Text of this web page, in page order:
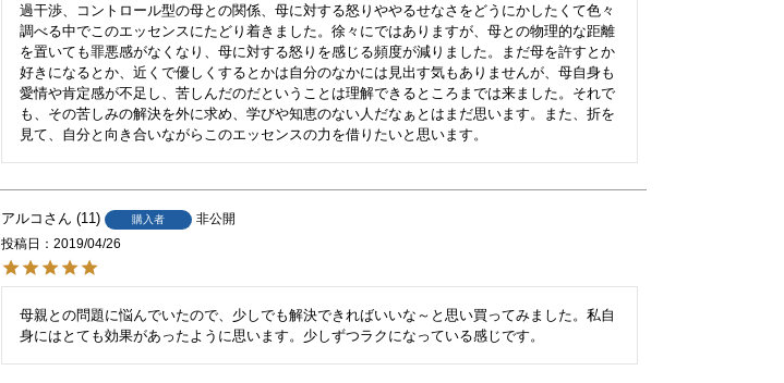
過干渉、コントロール型の母との関係、母に対する怒りややるせなさをどうにかしたくて色々
調べる中でこのエッセンスにたどり着きました。徐々にではありますが、母との物理的な距離
を置いても罪悪感がなくなり、母に対する怒りを感じる頻度が減りました。まだ母を許すとか
好きになるとか、近くで優しくするとかは自分のなかには見出す気もありませんが、母自身も
愛情や肯定感が不足し、苦しんだのだということは理解できるところまでは来ました。それで
も、その苦しみの解決を外に求め、学びや知恵のない人だなぁとはまだ思います。また、折を
見て、自分と向き合いながらこのエッセンスの力を借りたいと思います。
アルコ 11 購入者
非公開
投稿日
2019/04/26
母親との問題に悩んでいたので、少しでも解決できればいいな～と思い買ってみました。私自
身にはとても効果があったように思います。少しずつラクになっている感じです。